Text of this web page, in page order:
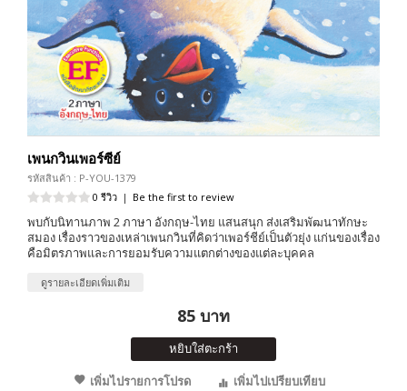
เพนกวินเพอร์ซีย์
รหัสสินค้า : P-YOU-1379
0 รีวิว | Be the first to review
พบกับนิทานภาพ 2 ภาษา อังกฤษ-ไทย แสนสนุก ส่งเสริมพัฒนาทักษะ
สมอง เรื่องราวของเหล่าเพนกวินที่คิดว่าเพอร์ชีย์เป็นตัวยุ่ง แก่นของเรื่อง
คือมิตรภาพและการยอมรับความแตกต่างของแต่ละบุคคล
ดูรายละเอียดเพิ่มเติม
85 บาท
หยิบใส่ตะกร้า
เพิ่มไปรายการโปรด
เพิ่มไปเปรียบเทียบ